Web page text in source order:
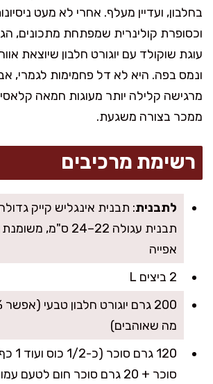
בחלבון, ועדיין מעלף. אחרי לא מעט
וכסופרת קולינרית שמפתחת מתכונים,
עוגת שוקולד עם יוגורט חלבון שיוצאת
ונמס בפה. היא לא דל פחמימות לגמרי,
מרגישה קלילה יותר מעוגות חמאה
ממכר בצורה משגעת.
רשימת מרכיבים
לתבנית
תבנית עגולה 22–24
אפייה
2 ביצים L
מה שאוהבים)
סוכר + 20 גרם סוכר חום לטעם עמוק